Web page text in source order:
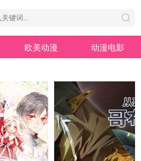
欧美动漫 动漫电影